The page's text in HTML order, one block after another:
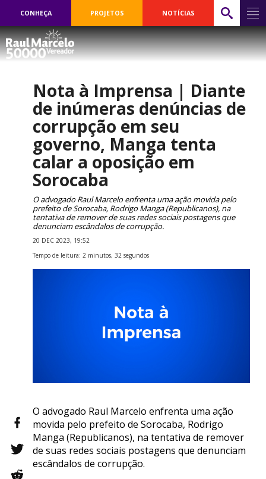
CONHEÇA PROJETOS NOTÍCIAS
Nota à Imprensa | Diante
de inúmeras denúncias de
corrupção em seu
governo, Manga tenta
calar a oposição em
Sorocaba
O advogado Raul Marcelo enfrenta uma ação movida pelo
prefeito de Sorocaba, Rodrigo Manga (Republicanos), na
tentativa de remover de suas redes sociais postagens que
denunciam escândalos de corrupção.
20 DEC 2023, 19:52
Tempo de leitura: 2 minutos, 32 segundos
O advogado Raul Marcelo enfrenta uma ação
movida pelo prefeito de Sorocaba, Rodrigo
Manga (Republicanos), na tentativa de remover
de suas redes sociais postagens que denunciam
escândalos de corrupção.